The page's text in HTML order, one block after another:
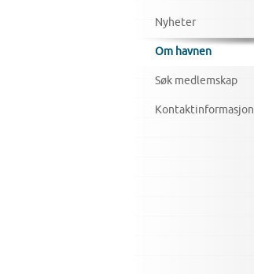
Nyheter
Om havnen
Søk medlemskap
Kontaktinformasjon